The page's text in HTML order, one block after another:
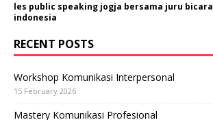
les public speaking jogja bersama juru bicara
indonesia
RECENT POSTS
Workshop Komunikasi Interpersonal
15 February 2026
Mastery Komunikasi Profesional